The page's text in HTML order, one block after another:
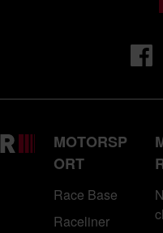
MOTORSP
ORT
Race Base
Raceliner